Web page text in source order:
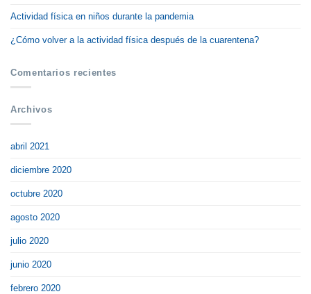
Actividad física en niños durante la pandemia
¿Cómo volver a la actividad física después de la cuarentena?
Comentarios recientes
Archivos
abril 2021
diciembre 2020
octubre 2020
agosto 2020
julio 2020
junio 2020
febrero 2020